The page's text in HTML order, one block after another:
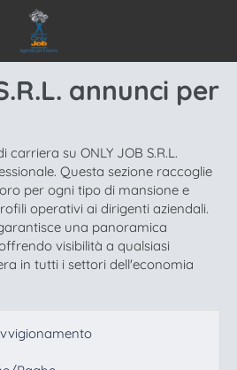
annunci per
su ONLY JOB S.R.L.
Questa sezione raccoglie
per ogni tipo di mansione e
operativi ai dirigenti aziendali.
una panoramica
visibilità a qualsiasi
in tutti i settori dell'economia